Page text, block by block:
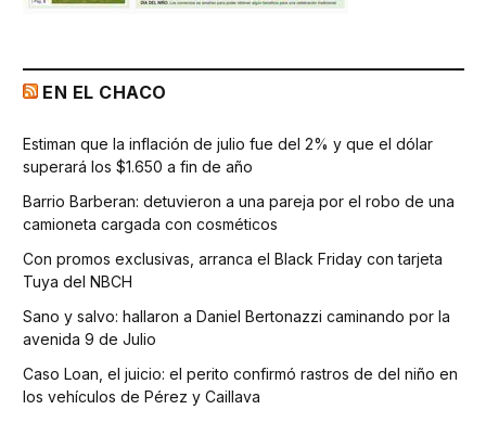
EN EL CHACO
Estiman que la inflación de julio fue del 2% y que el dólar
superará los $1.650 a fin de año
Barrio Barberan: detuvieron a una pareja por el robo de una
camioneta cargada con cosméticos
Con promos exclusivas, arranca el Black Friday con tarjeta
Tuya del NBCH
Sano y salvo: hallaron a Daniel Bertonazzi caminando por la
avenida 9 de Julio
Caso Loan, el juicio: el perito confirmó rastros de del niño en
los vehículos de Pérez y Caillava